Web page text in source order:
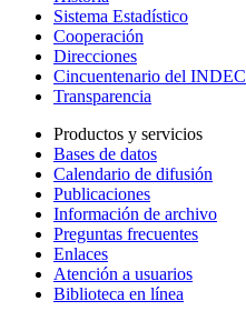
Sistema Estadístico
Cooperación
Direcciones
Cincuentenario del INDEC
Transparencia
Productos y servicios
Bases de datos
Calendario de difusión
Publicaciones
Información de archivo
Preguntas frecuentes
Enlaces
Atención a usuarios
Biblioteca en línea